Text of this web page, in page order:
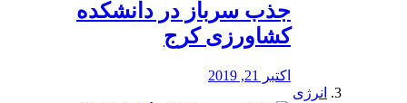
جذب سرباز در دانشکده
کشاورزی کرج
اکتبر 21, 2019
انرژی